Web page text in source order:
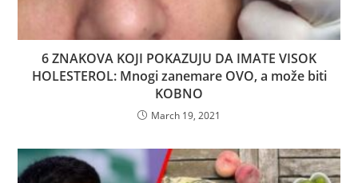
6 ZNAKOVA KOJI POKAZUJU DA IMATE VISOK
HOLESTEROL: Mnogi zanemare OVO, a može biti
KOBNO
March 19, 2021